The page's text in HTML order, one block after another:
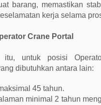
barang, memastikan
kerja selama
Crane Portal
itu, untuk posisi
dibutuhkan antara lain:
45 tahun.
minimal 2 tahun